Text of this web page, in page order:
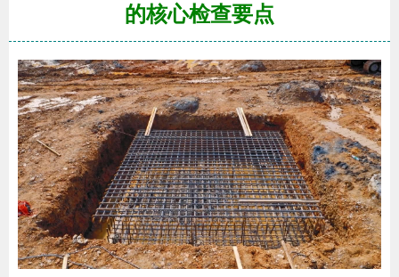
的核心检查要点